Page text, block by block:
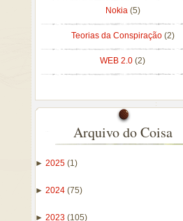
Nokia (5)
Teorias da Conspiração (2)
WEB 2.0 (2)
Arquivo do Coisa
► 2025 (1)
► 2024 (75)
► 2023 (105)